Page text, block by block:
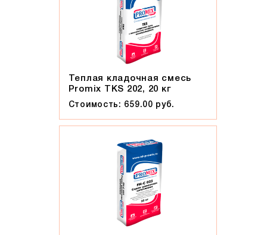
Теплая кладочная смесь
Promix ТКS 202, 20 кг
Стоимость: 659.00 руб.